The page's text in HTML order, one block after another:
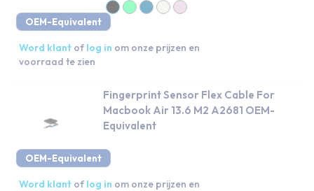
OEM-Equivalent
Word klant of log in om onze prijzen en
voorraad te zien
OEM-Equivalent
Fingerprint Sensor Flex Cable For
Macbook Air 13.6 M2 A2681 OEM-
Equivalent
Word klant of log in om onze prijzen en